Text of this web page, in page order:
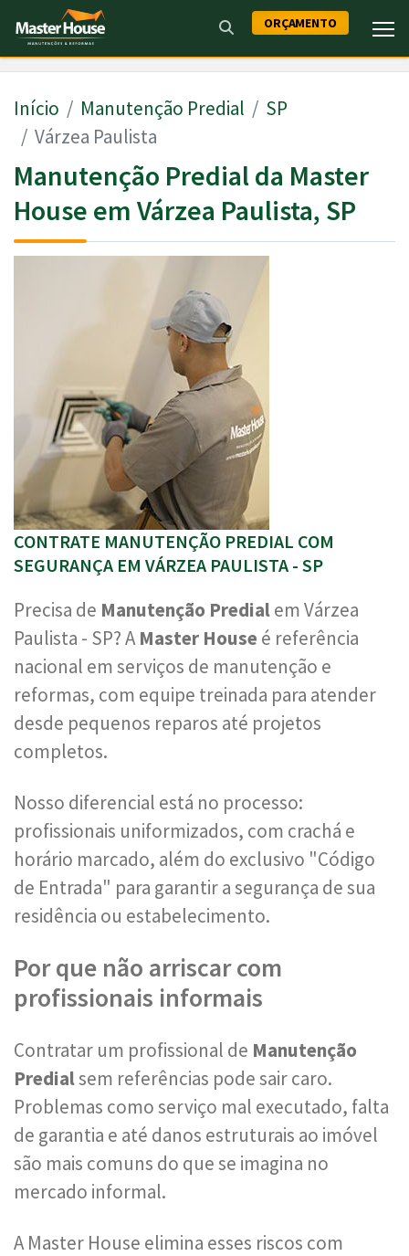
ORÇAMENTO
Início Manutenção Predial
SP
Várzea Paulista
Manutenção Predial da Master
House em Várzea Paulista, SP
CONTRATE MANUTENÇÃO PREDIAL COM
SEGURANÇA EM VÁRZEA PAULISTA - SP
Precisa de Manutenção Predialem Várzea
Paulista - SP? AMaster House é referência
nacional em serviços de manutenção e
reformas, com equipe treinada para atender
desde pequenos reparos até projetos
completos.
Nosso diferencial está no processo:
profissionais uniformizados, com crachá e
horário marcado, além do exclusivo "Código
de Entrada" para garantir a segurança de sua
residência ou estabelecimento.
Por que não arriscar com
profissionais informais
Contratar um profissional de Manutenção
Predialsem referências pode sair caro.
Problemas como serviço mal executado, falta
de garantia e até danos estruturais ao imóvel
são mais comuns do que se imagina no
mercado informal.
A Master House elimina esses riscos com